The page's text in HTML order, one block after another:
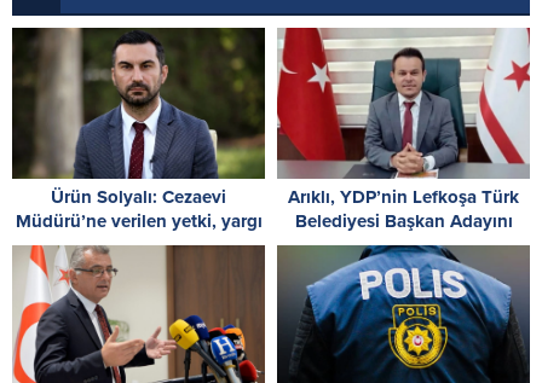
Ürün Solyalı: Cezaevi
Müdürü’ne verilen yetki, yargı
kararlarına müdahaledir
Arıklı, YDP’nin Lefkoşa Türk
Belediyesi Başkan Adayını
açıkladı